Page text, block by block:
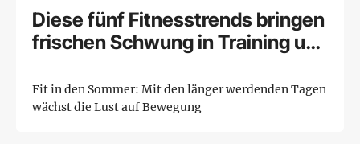
Diese fünf Fitnesstrends bringen
frischen Schwung in Training und
Regeneration
Fit in den Sommer: Mit den länger werdenden Tagen
wächst die Lust auf Bewegung